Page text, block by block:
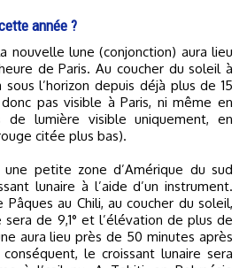
année ?
nouvelle lune (conjonction) aura lieu
de Paris. Au coucher du soleil à
sous l’horizon depuis déjà plus de 15
pas visible à Paris, ni même en
de lumière visible uniquement, en
citée plus bas).
petite zone d’Amérique du sud
lunaire à l’aide d’un instrument.
au Chili, au coucher du soleil,
de 9,1° et l’élévation de plus de
aura lieu près de 50 minutes après
le croissant lunaire sera